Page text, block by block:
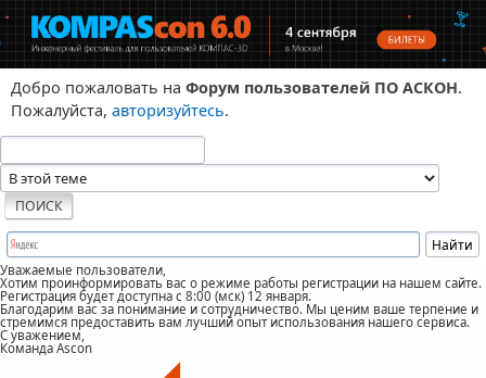
Добро пожаловать на Форум пользователей ПО АСКОН.
Пожалуйста, авторизуйтесь.
Уважаемые пользователи,
Хотим проинформировать вас о режиме работы регистрации на нашем сайте.
Регистрация будет доступна с 8:00 (мск) 12 января.
Благодарим вас за понимание и сотрудничество. Мы ценим ваше терпение и
стремимся предоставить вам лучший опыт использования нашего сервиса.
С уважением,
Команда Ascon